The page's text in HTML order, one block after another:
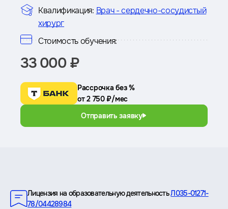
Квалификация: Врач - сердечно-сосудистый
хирург
Стоимость обучения:
33 000 ₽
Рассрочка без %
от 2 750 ₽/мес
Отправить заявку
Лицензия на образовательную деятельностьЛ035-01271-
78/04428984